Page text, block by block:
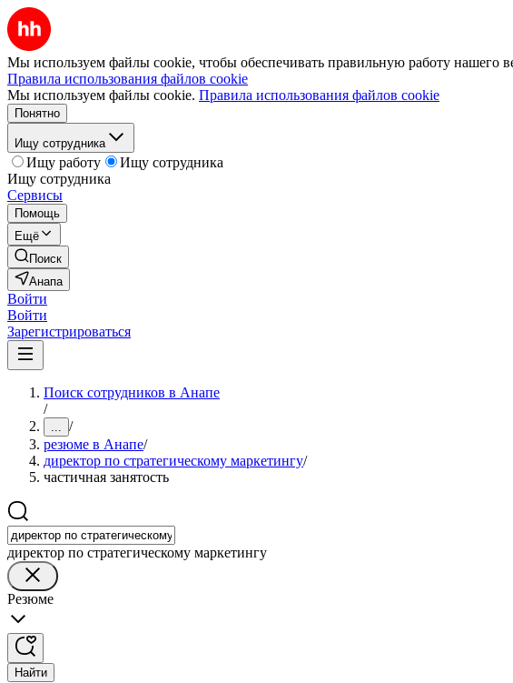
Мы используем файлы cookie, чтобы обеспечивать правильную работу нашего
Правила использования файлов cookie
Мы используем файлы cookie. Правила использования файлов cookie
Понятно
Ищу сотрудника
Ищу работу
Ищу сотрудника
Ищу сотрудника
Сервисы
Помощь
Ещё
Поиск
Анапа
Войти
Войти
Зарегистрироваться
Поиск сотрудников в Анапе
/
... /
резюме в Анапе/
директор по стратегическому маркетингу/
частичная занятость
директор по стратегическому маркетингу
Резюме
Найти